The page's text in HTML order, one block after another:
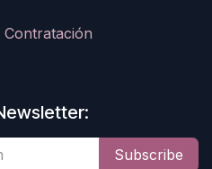
Contratación
Subscribe